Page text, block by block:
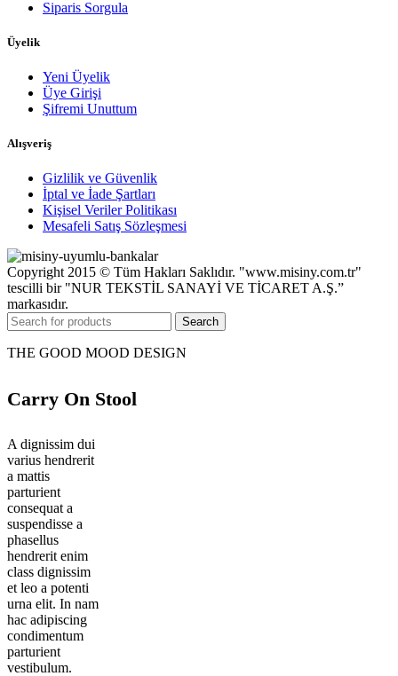
Siparis Sorgula
Üyelik
Yeni Üyelik
Üye Girişi
Şifremi Unuttum
Alışveriş
Gizlilik ve Güvenlik
İptal ve İade Şartları
Kişisel Veriler Politikası
Mesafeli Satış Sözleşmesi
Copyright 2015 © Tüm Hakları Saklıdır. "www.misiny.com.tr"
tescilli bir "NUR TEKSTİL SANAYİ VE TİCARET A.Ş.”
markasıdır.
Search
THE GOOD MOOD DESIGN
Carry On Stool
A dignissim dui
varius hendrerit
a mattis
parturient
consequat a
suspendisse a
phasellus
hendrerit enim
class dignissim
et leo a potenti
urna elit. In nam
hac adipiscing
condimentum
parturient
vestibulum.